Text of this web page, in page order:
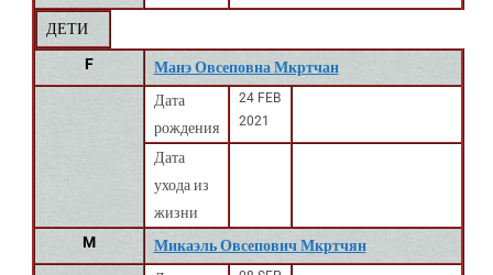
ДЕТИ
F
Манэ Овсеповна Мкртчан
Дата
рождения
24 FEB
2021
Дата
ухода из
жизни
M
Микаэль Овсепович Мкртчян